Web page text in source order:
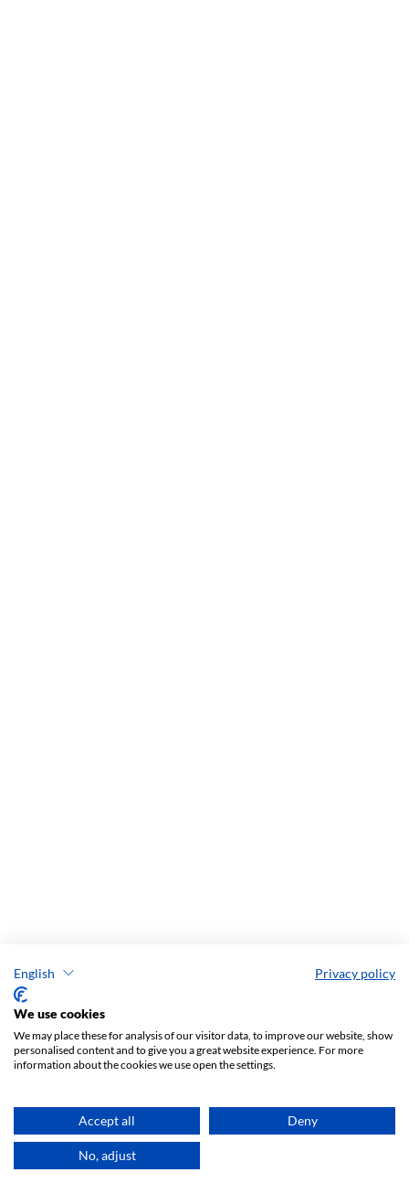
English Privacy policy
We use cookies
We may place these for analysis of our visitor data, to improve our website, show
personalised content and to give you a great website experience. For more
information about the cookies we use open the settings.
Accept all Deny
No, adjust